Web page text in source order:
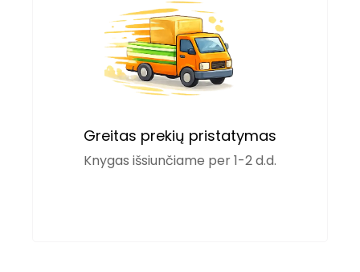
Greitas prekių pristatymas
Knygas išsiunčiame per 1-2 d.d.